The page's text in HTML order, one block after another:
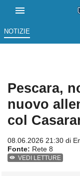
NOTIZIE
Pescara,
nuovo
col
08.06.2026 21:30 di
Fonte: Rete 8
VEDI LETTURE